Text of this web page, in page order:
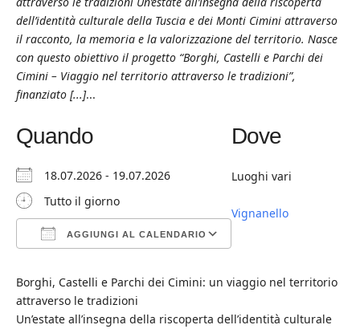
dell’identità culturale della Tuscia e dei Monti Cimini attraverso
il racconto, la memoria e la valorizzazione del territorio. Nasce
con questo obiettivo il progetto “Borghi, Castelli e Parchi dei
Cimini – Viaggio nel territorio attraverso le tradizioni”,
finanziato [...]...
Quando
18.07.2026 - 19.07.2026
Tutto il giorno
AGGIUNGI AL CALENDARIO
Dove
Luoghi vari
Vignanello
Borghi, Castelli e Parchi dei Cimini: un viaggio nel territorio
attraverso le tradizioni
Un’estate all’insegna della riscoperta dell’identità culturale